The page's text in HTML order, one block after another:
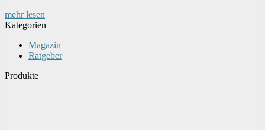
mehr lesen
Kategorien
Magazin
Ratgeber
Produkte